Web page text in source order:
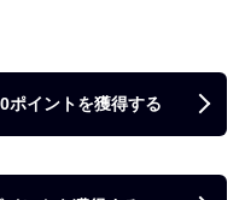
ポイントを獲得する